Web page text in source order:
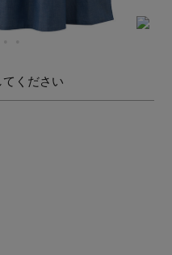
ズ
いアイテム
エット
プ
ください